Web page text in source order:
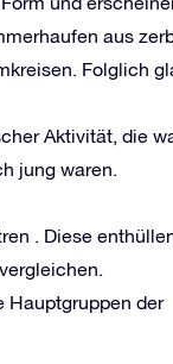
aus
Folglich
Aktivität, die
jung waren.
. Diese
Hauptgruppen der